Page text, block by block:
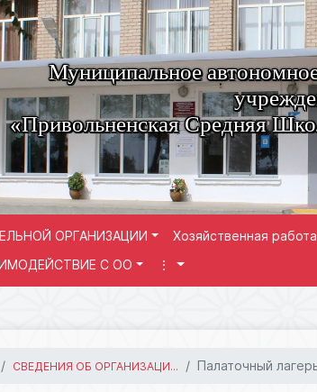
Муниципальное
«Привольненская Средняя
ОРГАНИЗАЦИИ Хозяйственная работа
С ОО ⋮
СВЕДЕНИЯ ОБ ОРГАНИЗАЦИ... Палаточный